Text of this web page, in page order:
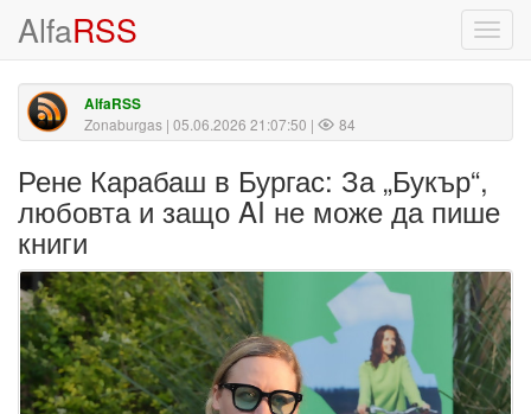
AlfaRSS
AlfaRSS
Zonaburgas | 05.06.2026 21:07:50 | 84
Рене Карабаш в Бургас: За „Букър“,
любовта и защо AI не може да пише
книги